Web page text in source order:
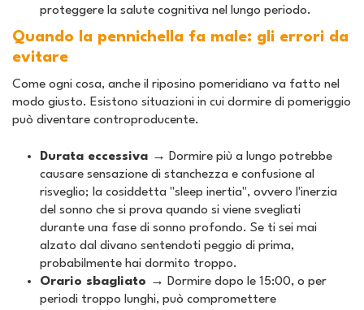
proteggere la salute cognitiva nel lungo periodo.
Quando la pennichella fa male: gli errori da
evitare
Come ogni cosa, anche il riposino pomeridiano va fatto nel
modo giusto. Esistono situazioni in cui dormire di pomeriggio
può diventare controproducente.
Durata eccessiva → Dormire più a lungo potrebbe
causare sensazione di stanchezza e confusione al
risveglio; la cosiddetta "sleep inertia", ovvero l'inerzia
del sonno che si prova quando si viene svegliati
durante una fase di sonno profondo. Se ti sei mai
alzato dal divano sentendoti peggio di prima,
probabilmente hai dormito troppo.
Orario sbagliato → Dormire dopo le 15:00, o per
periodi troppo lunghi, può compromettere